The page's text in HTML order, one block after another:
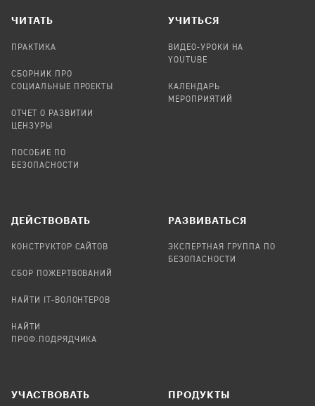
ЧИТАТЬ
ПРАКТИКА
СБОРНИК ПРО
СОЦИАЛЬНЫЕ ПРОЕКТЫ
ОТЧЕТ О РАЗВИТИИ
ЦЕНЗУРЫ
ПОСОБИЕ ПО
БЕЗОПАСНОСТИ
УЧИТЬСЯ
ВИДЕО-УРОКИ НА
YOUTUBE
КАЛЕНДАРЬ
МЕРОПРИЯТИЙ
ДЕЙСТВОВАТЬ
КОНСТРУКТОР САЙТОВ
СБОР ПОЖЕРТВОВАНИЙ
НАЙТИ IT-ВОЛОНТЕРОВ
НАЙТИ
ПРОФ.ПОДРЯДЧИКА
РАЗВИВАТЬСЯ
ЭКСПЕРТНАЯ ГРУППА ПО
БЕЗОПАСНОСТИ
УЧАСТВОВАТЬ ПРОДУКТЫ